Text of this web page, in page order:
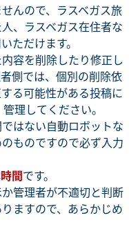
んので、ラスベガス旅
、ラスベガス在住者な
ただけます。
容を削除したり修正し
側では、個別の削除依
る可能性がある投稿に
理してください。
はない自動ロボットな
ものですので必ず入力
間です。
管理者が不適切と判断
ますので、あらかじめ